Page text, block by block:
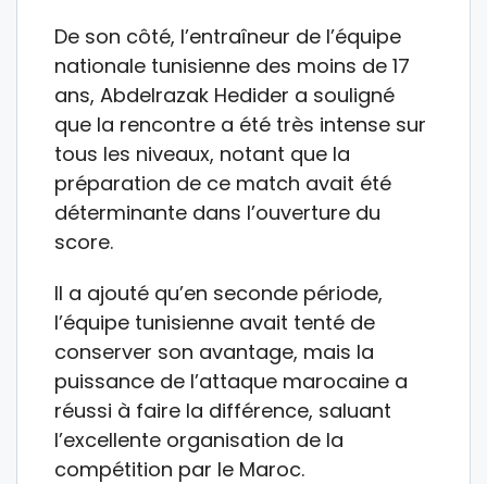
De son côté, l’entraîneur de l’équipe
nationale tunisienne des moins de 17
ans, Abdelrazak Hedider a souligné
que la rencontre a été très intense sur
tous les niveaux, notant que la
préparation de ce match avait été
déterminante dans l’ouverture du
score.
Il a ajouté qu’en seconde période,
l’équipe tunisienne avait tenté de
conserver son avantage, mais la
puissance de l’attaque marocaine a
réussi à faire la différence, saluant
l’excellente organisation de la
compétition par le Maroc.